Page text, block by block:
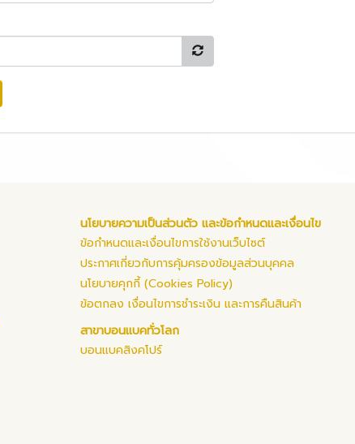
นโยบายความเป็นส่วนตัว และข้อกำหนดและเงื่อนไข
ข้อกำหนดและเงื่อนไขการใช้งานเว็บไซต์
ประกาศเกี่ยวกับการคุ้มครองข้อมูลส่วนบุคคล
นโยบายคุกกี้ (Cookies Policy)
ข้อตกลง เงื่อนไขการชำระเงิน และการคืนสินค้า
สาขาบอนแบคทั่วโลก
บอนแบคสิงคโปร์